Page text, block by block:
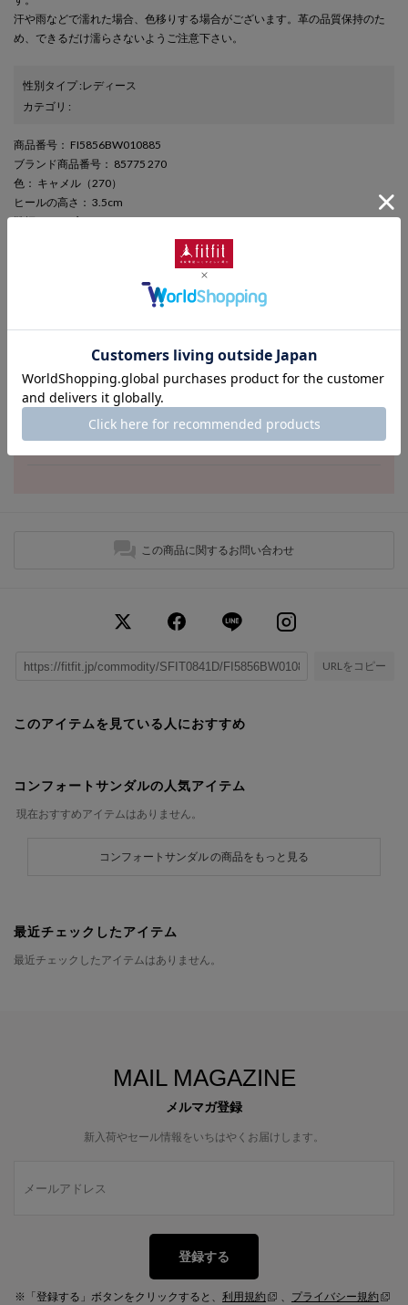
汗や雨などで濡れた場合、色移りする場合がございます。革の品質保持のた
め、できるだけ濡らさないようご注意下さい。
性別タイプ : レディース
カテゴリ :
商品番号 ： FI5856BW010885
ブランド商品番号 ： 85775 270
色 ： キャメル（270）
ヒールの高さ ： 3.5cm
靴幅： 3E（広め）
さらに詳しい情報を表示
期間限定セール
この商品は期間限定セール対象商品です。
キャンペーン終了日時
この商品に関するお問い合わせ
URLをコピー
このアイテムを見ている人におすすめ
コンフォートサンダルの人気アイテム
現在おすすめアイテムはありません。
コンフォートサンダル の商品をもっと見る
最近チェックしたアイテム
最近チェックしたアイテムはありません。
MAIL MAGAZINE
メルマガ登録
新入荷やセール情報をいちはやくお届けします。
登録する
※「登録する」ボタンをクリックすると、 利用規約 、 プライバシー規約